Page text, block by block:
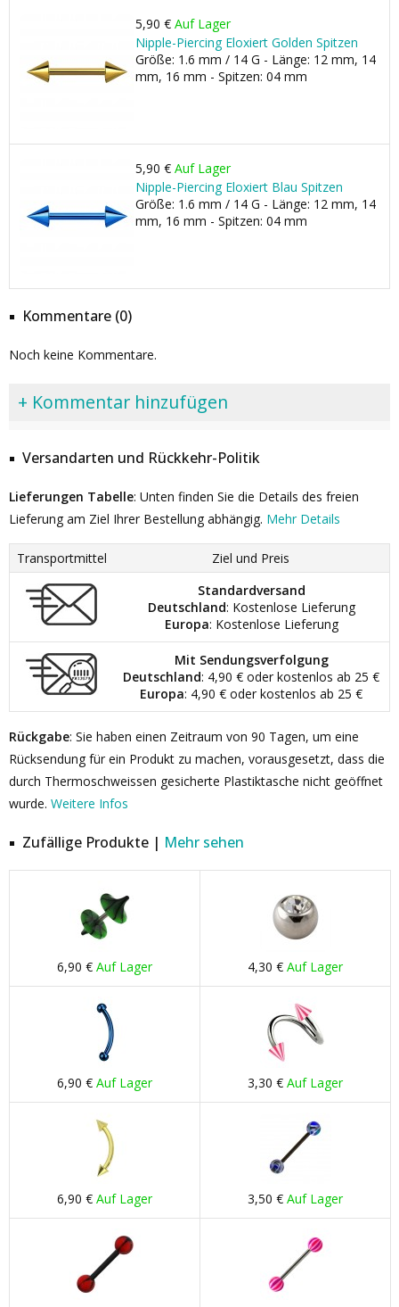
5,90 € Auf Lager
Nipple-Piercing Eloxiert Golden Spitzen
Größe: 1.6 mm / 14 G - Länge: 12 mm, 14
mm, 16 mm - Spitzen: 04 mm
5,90 € Auf Lager
Nipple-Piercing Eloxiert Blau Spitzen
Größe: 1.6 mm / 14 G - Länge: 12 mm, 14
mm, 16 mm - Spitzen: 04 mm
Kommentare (0)
Noch keine Kommentare.
+ Kommentar hinzufügen
Versandarten und Rückkehr-Politik
Lieferungen Tabelle: Unten finden Sie die Details des freien
Lieferung am Ziel Ihrer Bestellung abhängig. Mehr Details
Transportmittel
Ziel und Preis
Standardversand
Deutschland: Kostenlose Lieferung
Europa: Kostenlose Lieferung
Mit Sendungsverfolgung
Deutschland: 4,90 € oder kostenlos ab 25 €
Europa: 4,90 € oder kostenlos ab 25 €
Rückgabe: Sie haben einen Zeitraum von 90 Tagen, um eine
Rücksendung für ein Produkt zu machen, vorausgesetzt, dass die
durch Thermoschweissen gesicherte Plastiktasche nicht geöffnet
wurde. Weitere Infos
Zufällige Produkte | Mehr sehen
6,90 € Auf Lager 4,30 € Auf Lager
6,90 € Auf Lager 3,30 € Auf Lager
6,90 € Auf Lager 3,50 € Auf Lager